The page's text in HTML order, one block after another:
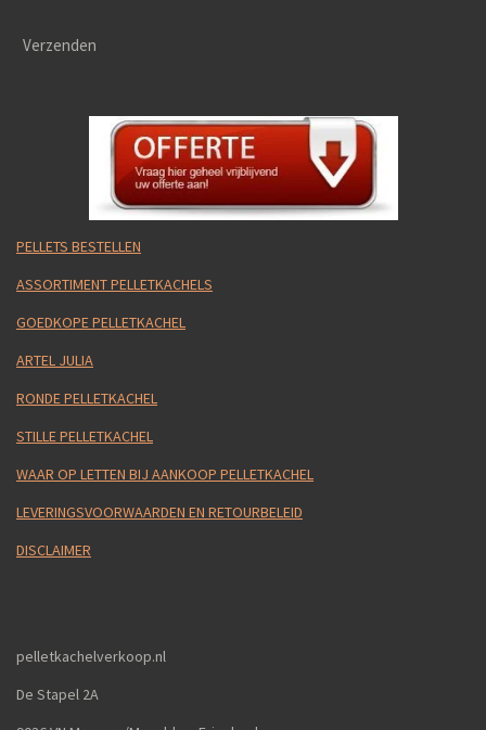
Verzenden
PELLETS BESTELLEN
ASSORTIMENT PELLETKACHELS
GOEDKOPE PELLETKACHEL
ARTEL JULIA
RONDE PELLETKACHEL
STILLE PELLETKACHEL
WAAR OP LETTEN BIJ AANKOOP PELLETKACHEL
LEVERINGSVOORWAARDEN EN RETOURBELEID
DISCLAIMER
pelletkachelverkoop.nl
De Stapel 2A